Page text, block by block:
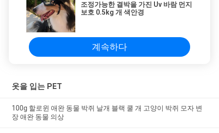
조정가능한 결박을 가진 Uv 바람 먼지
보호 0.5kg 개 색안경
계속하다
옷을 입는 PET
100g 할로윈 애완 동물 박쥐 날개 블랙 쿨 개 고양이 박쥐 모자 변
장 애완 동물 의상